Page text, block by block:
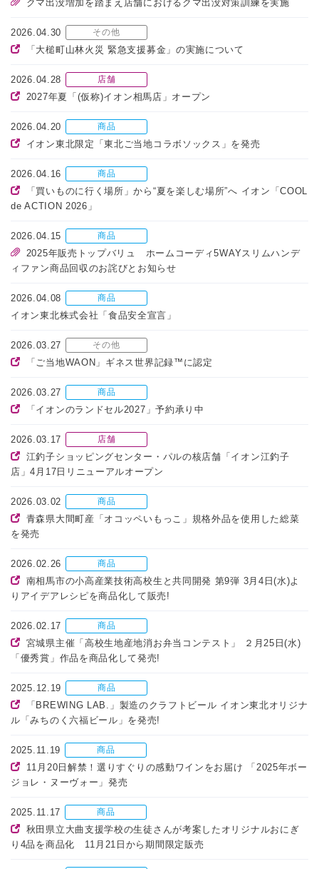
クマ出没増加を踏まえ店舗におけるクマ出没対策訓練を実施
2026.04.30 その他
「大槌町山林火災 緊急支援募金」の実施について
2026.04.28 店舗
2027年夏「(仮称)イオン相馬店」オープン
2026.04.20 商品
イオン東北限定「東北ご当地コラボソックス」を発売
2026.04.16 商品
「買いものに行く場所」から“夏を楽しむ場所”へ イオン「COOL
de ACTION 2026」
2026.04.15 商品
2025年販売トップバリュ ホームコーディ5WAYスリムハンデ
ィファン商品回収のお詫びとお知らせ
2026.04.08 商品
イオン東北株式会社「食品安全宣言」
2026.03.27 その他
「ご当地WAON」ギネス世界記録™に認定
2026.03.27 商品
「イオンのランドセル2027」予約承り中
2026.03.17 店舗
江釣子ショッピングセンター・パルの核店舗「イオン江釣子
店」4月17日リニューアルオープン
2026.03.02 商品
青森県大間町産「オコッペいもっこ」規格外品を使用した総菜
を発売
2026.02.26 商品
南相馬市の小高産業技術高校生と共同開発 第9弾 3月4日(水)よ
りアイデアレシピを商品化して販売!
2026.02.17 商品
宮城県主催「高校生地産地消お弁当コンテスト」 ２月25日(水)
「優秀賞」作品を商品化して発売!
2025.12.19 商品
「BREWING LAB.」製造のクラフトビール イオン東北オリジナ
ル「みちのく六福ビール」を発売!
2025.11.19 商品
11月20日解禁！選りすぐりの感動ワインをお届け 「2025年ボー
ジョレ・ヌーヴォー」発売
2025.11.17 商品
秋田県立大曲支援学校の生徒さんが考案したオリジナルおにぎ
り4品を商品化 11月21日から期間限定販売